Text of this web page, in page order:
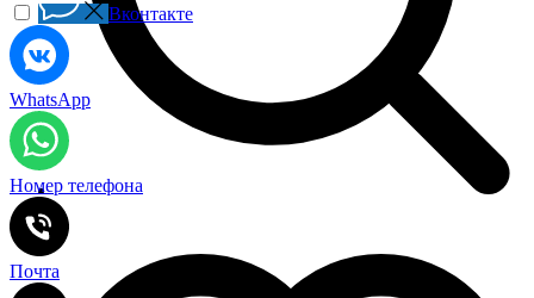
Вконтакте
WhatsApp
Номер телефона
Почта